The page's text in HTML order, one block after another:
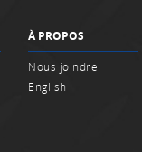
À PROPOS
Nous joindre
English